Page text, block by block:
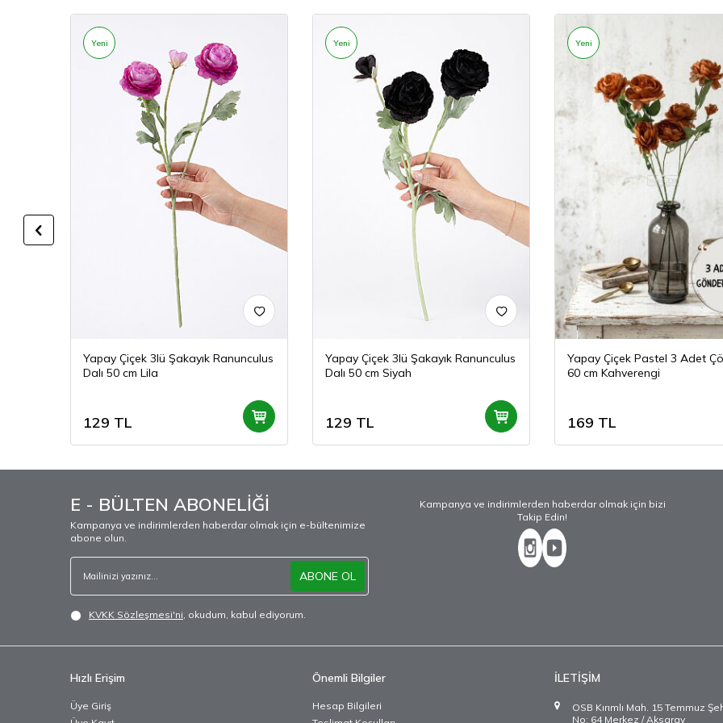
Yeni
Yapay Çiçek 3lü Şakayık Ranunculus
Dalı 50 cm Lila
129 TL
Yeni
Yapay Çiçek 3lü Şakayık Ranunculus
Dalı 50 cm Siyah
129 TL
Yeni
Yapay Çiçek Pastel 3 Adet
60 cm Kahverengi
169 TL
E - BÜLTEN ABONELİĞİ
Kampanya ve indirimlerden haberdar olmak için e-bültenimize
abone olun.
ABONE OL
KVKK Sözleşmesi'ni, okudum, kabul ediyorum.
Kampanya ve indirimlerden haberdar olmak için bizi
Takip Edin!
Hızlı Erişim
Üye Giriş
Önemli Bilgiler
Hesap Bilgileri
İLETİŞİM
OSB Kırımlı Mah. 15 Temmuz
No: 64 Merkez / Aksaray